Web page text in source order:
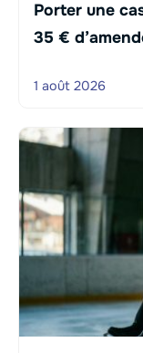
Porter une
35 €
1 août 2026